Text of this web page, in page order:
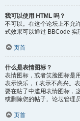
我可以使用 HTML 吗？
不可以。在这个论坛上不允
式效果可以通过 BBCode 实
页首
什么是表情图标？
表情图标，或者笑脸图标是
表示快乐，:( 表示不高兴。
要在帖子中滥用表情图标，
或删除您的帖子。论坛管理
页首